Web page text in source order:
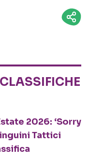
CLASSIFICHE
2026: ‘Sorry
Tattici